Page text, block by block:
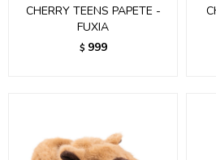
CHERRY TEENS PAPETE -
FUXIA
$ 999